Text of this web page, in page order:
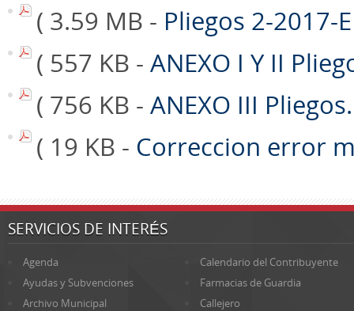
( 3.59 MB - Pliegos 2-2017-
( 557 KB - ANEXO I Y II
( 756 KB - ANEXO III
( 19 KB - Correccion error
SERVICIOS DE INTERÉS
Agenda
Calendario del Contribuyente
Ayudas y Subvenciones
Farmacias de Guardia
Archivo Municipal
Callejero